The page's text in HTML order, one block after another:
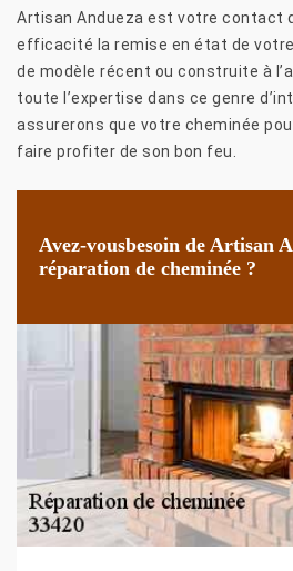
Artisan Andueza est votre contact
efficacité la remise en état de
de modèle récent ou construite à
toute l’expertise dans ce genre
assurerons que votre cheminée
faire profiter de son bon feu.
Avez-vousbesoin de Artisan
réparation de cheminée ?